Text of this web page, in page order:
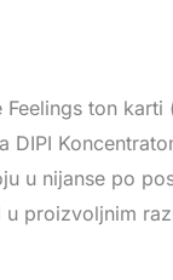
ton
DIPI
u nijanse po
u proizvoljnim